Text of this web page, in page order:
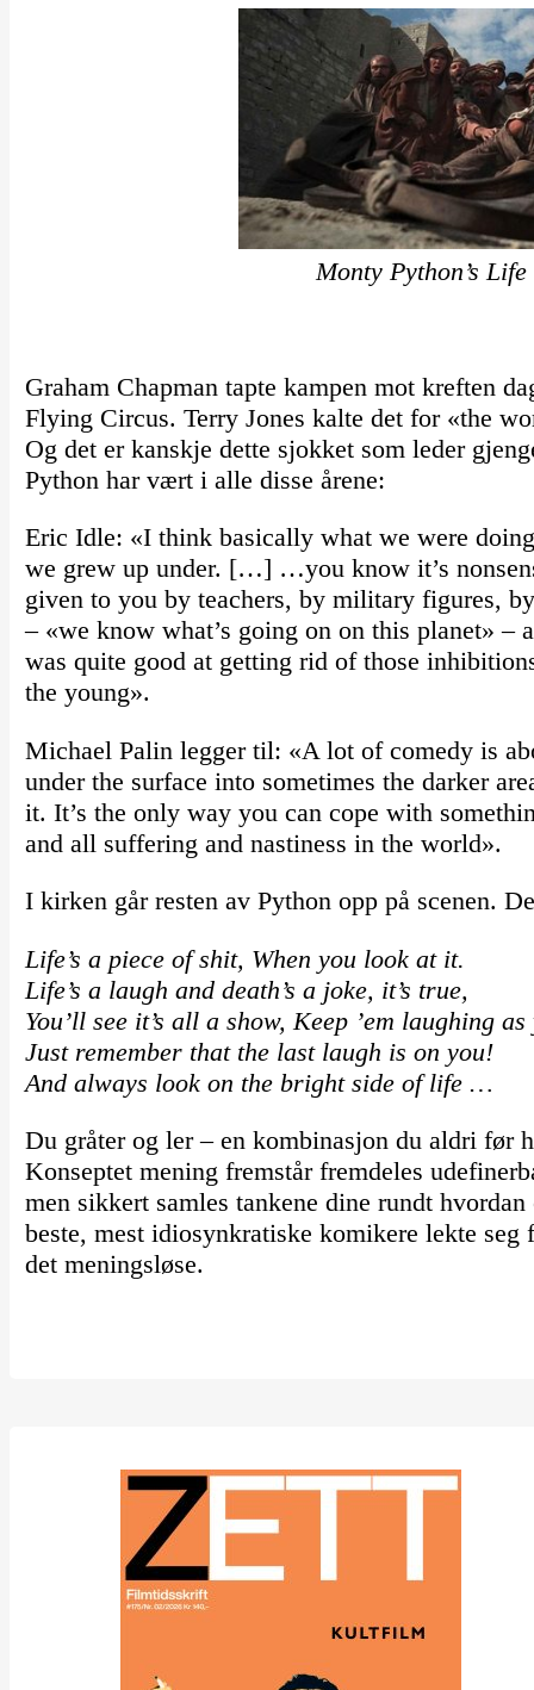
Monty Python’s
Graham Chapman tapte kampen mot kreften
Flying Circus. Terry Jones kalte det for «the
Og det er kanskje dette sjokket som leder
Python har vært i alle disse årene:
Eric Idle: «I think basically what we were
we grew up under. […] …you know it’s
given to you by teachers, by military figures,
– «we know what’s going on on this planet»
was quite good at getting rid of those
the young».
Michael Palin legger til: «A lot of comedy is
under the surface into sometimes the darker
it. It’s the only way you can cope with
and all suffering and nastiness in the world».
I kirken går resten av Python opp på scenen.
Life’s a piece of shit, When you look at it.
Life’s a laugh and death’s a joke, it’s true,
You’ll see it’s all a show, Keep ’em laughing
Just remember that the last laugh is on you!
And always look on the bright side of life …
Du gråter og ler – en kombinasjon du aldri før
Konseptet mening fremstår fremdeles
men sikkert samles tankene dine rundt
beste, mest idiosynkratiske komikere lekte
det meningsløse.